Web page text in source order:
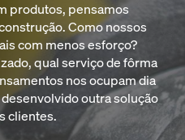
produtos, pensamos
Como nossos
com menos esforço?
qual serviço de fôrma
nos ocupam dia
outra solução
clientes.